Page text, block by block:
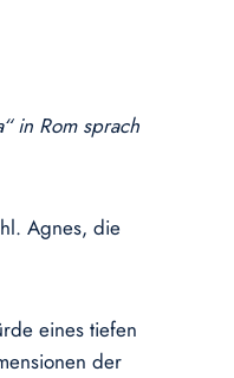
in Rom sprach
Agnes, die
eines tiefen
der